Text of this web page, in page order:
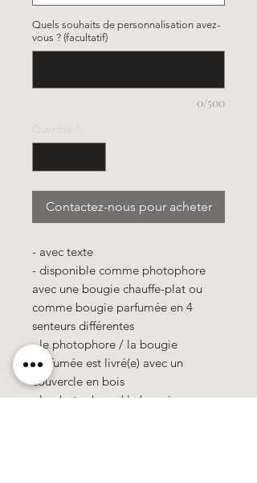
Quels souhaits de personnalisation avez-
vous ? (facultatif)
0/500
Quantité
Contactez-nous pour acheter
- avec texte
- disponible comme photophore
avec une bougie chauffe-plat ou
comme bougie parfumée en 4
senteurs différentes
- le photophore / la bougie
parfumée est livré(e) avec un
couvercle en bois
- le photophore / la bougie